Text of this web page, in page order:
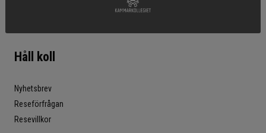
Håll koll
Nyhetsbrev
Reseförfrågan
Resevillkor